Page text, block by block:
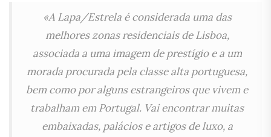
«A Lapa/Estrela é considerada uma das
melhores zonas residenciais de Lisboa,
associada a uma imagem de prestígio e a um
morada procurada pela classe alta portuguesa,
bem como por alguns estrangeiros que vivem e
trabalham em Portugal. Vai encontrar muitas
embaixadas, palácios e artigos de luxo, a